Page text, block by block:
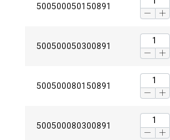
500500050150891
500500050300891
500500080150891
500500080300891